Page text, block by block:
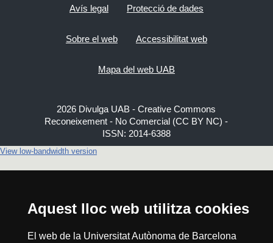
Aquest lloc web utilitza cookies
El web de la Universitat Autònoma de Barcelona
Avís legal Protecció de dades
Sobre el web Accessibilitat web
Mapa del web UAB
2026 Divulga UAB - Creative Commons
Reconeixement - No Comercial (CC BY NC) -
ISSN: 2014-6388
View low-bandwidth version